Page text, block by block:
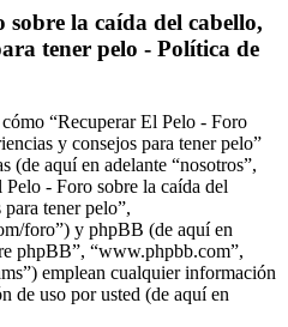
la caída del cabello,
tener pelo - Política de
“Recuperar El Pelo - Foro
y consejos para tener pelo”
(de aquí en adelante “nosotros”,
Pelo - Foro sobre la caída del
tener pelo”,
foro”) y phpBB (de aquí en
phpBB”, “www.phpbb.com”,
emplean cualquier información
de uso por usted (de aquí en